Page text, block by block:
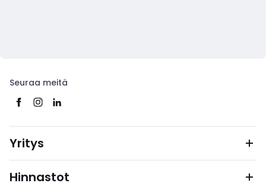
Seuraa meitä
Yritys
Hinnastot